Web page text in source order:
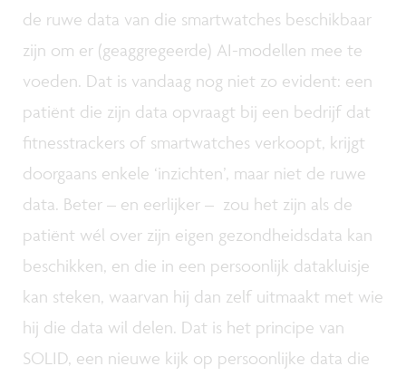
de ruwe data van die smartwatches beschikbaar
zijn om er (geaggregeerde) AI-modellen mee te
voeden. Dat is vandaag nog niet zo evident: een
patiënt die zijn data opvraagt bij een bedrijf dat
fitnesstrackers of smartwatches verkoopt, krijgt
doorgaans enkele ‘inzichten’, maar niet de ruwe
data. Beter – en eerlijker – zou het zijn als de
patiënt wél over zijn eigen gezondheidsdata kan
beschikken, en die in een persoonlijk datakluisje
kan steken, waarvan hij dan zelf uitmaakt met wie
hij die data wil delen. Dat is het principe van
SOLID, een nieuwe kijk op persoonlijke data die